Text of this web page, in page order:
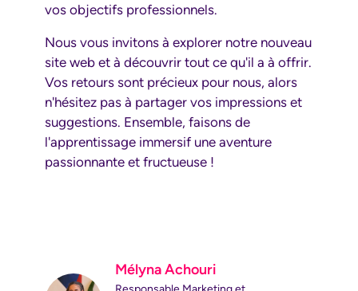
vos objectifs professionnels.
Nous vous invitons à explorer notre nouveau
site web et à découvrir tout ce qu'il a à offrir.
Vos retours sont précieux pour nous, alors
n'hésitez pas à partager vos impressions et
suggestions. Ensemble, faisons de
l'apprentissage immersif une aventure
passionnante et fructueuse !
Mélyna Achouri